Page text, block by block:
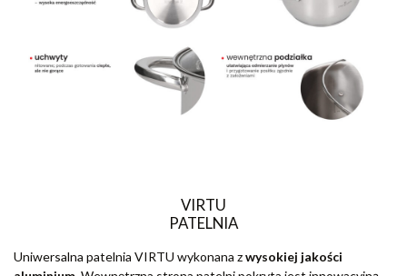
VIRTU
PATELNIA
Uniwersalna patelnia VIRTU wykonana zwysokiej jakości